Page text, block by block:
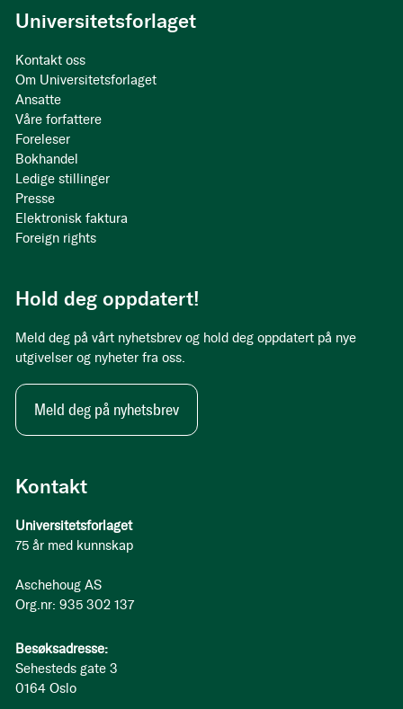
Kontakt
Universitetsforlaget
75 år med kunnskap
Aschehoug AS
Org.nr: 935 302 137
Besøksadresse:
Sehesteds gate 3
0164 Oslo
Universitetsforlaget
Kontakt oss
Om Universitetsforlaget
Ansatte
Våre forfattere
Foreleser
Bokhandel
Ledige stillinger
Presse
Elektronisk faktura
Foreign rights
Hold deg oppdatert!
Meld deg på vårt nyhetsbrev og hold deg oppdatert på nye
utgivelser og nyheter fra oss.
Meld deg på nyhetsbrev